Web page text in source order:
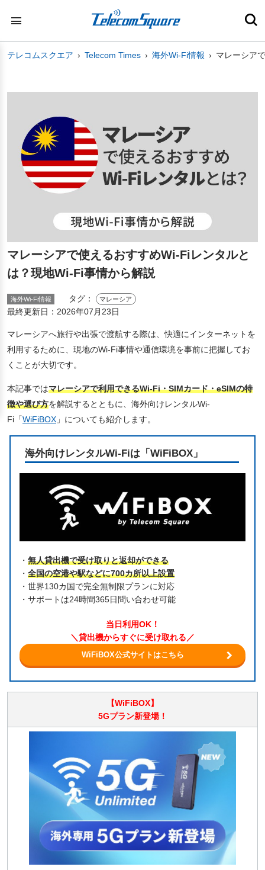
テレコムスクエア Telecom Times 海外Wi-Fi情報 マレーシア
マレーシアで使えるおすすめWi-Fiレンタルと
は？現地Wi-Fi事情から解説
海外Wi-Fi情報 タグ： マレーシア
最終更新日： 2026年07月23日
マレーシアへ旅行や出張で渡航する際は、快適にインターネットを
利用するために、現地のWi-Fi事情や通信環境を事前に把握してお
くことが大切です。
本記事ではマレーシアで利用できるWi-Fi・SIMカード・eSIMの特
徴や選び方を解説するとともに、海外向けレンタルWi-
Fi「WiFiBOX 」についても紹介します。
海外向けレンタルWi-Fiは「WiFiBOX」
・無人貸出機で受け取りと返却ができる
・全国の空港や駅などに700カ所以上設置
・世界130カ国で完全無制限プランに対応
・サポートは24時間365日問い合わせ可能
当日利用OK！
＼貸出機からすぐに受け取れる／
WiFiBOX公式サイトはこちら
【WiFiBOX】
5Gプラン新登場！